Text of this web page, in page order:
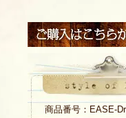
商品番号：EASE-